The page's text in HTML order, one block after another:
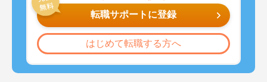
転職サポートに登録
はじめて転職する方へ